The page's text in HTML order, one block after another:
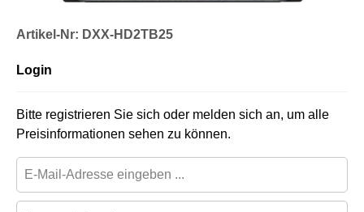
Artikel-Nr: DXX-HD2TB25
Login
Bitte registrieren Sie sich oder melden sich an, um alle
Preisinformationen sehen zu können.